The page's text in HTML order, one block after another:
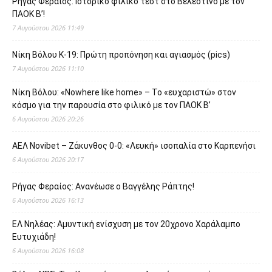
ΠΑΟΚ Β’!
7 Αυγούστου 2026 11:49
Νίκη Βόλου Κ-19: Πρώτη προπόνηση και αγιασμός (pics)
7 Αυγούστου 2026 11:10
Νίκη Βόλου: «Nowhere like home» – Το «ευχαριστώ» στον
κόσμο για την παρουσία στο φιλικό με τον ΠΑΟΚ Β’
6 Αυγούστου 2026 20:26
ΑΕΛ Novibet – Ζάκυνθος 0-0: «Λευκή» ισοπαλία στο Καρπενήσι
6 Αυγούστου 2026 20:17
Ρήγας Φεραίος: Ανανέωσε ο Βαγγέλης Ράπτης!
6 Αυγούστου 2026 16:13
ΕΛ Νηλέας: Αμυντική ενίσχυση με τον 20χρονο Χαράλαμπο
Ευτυχιάδη!
6 Αυγούστου 2026 16:08